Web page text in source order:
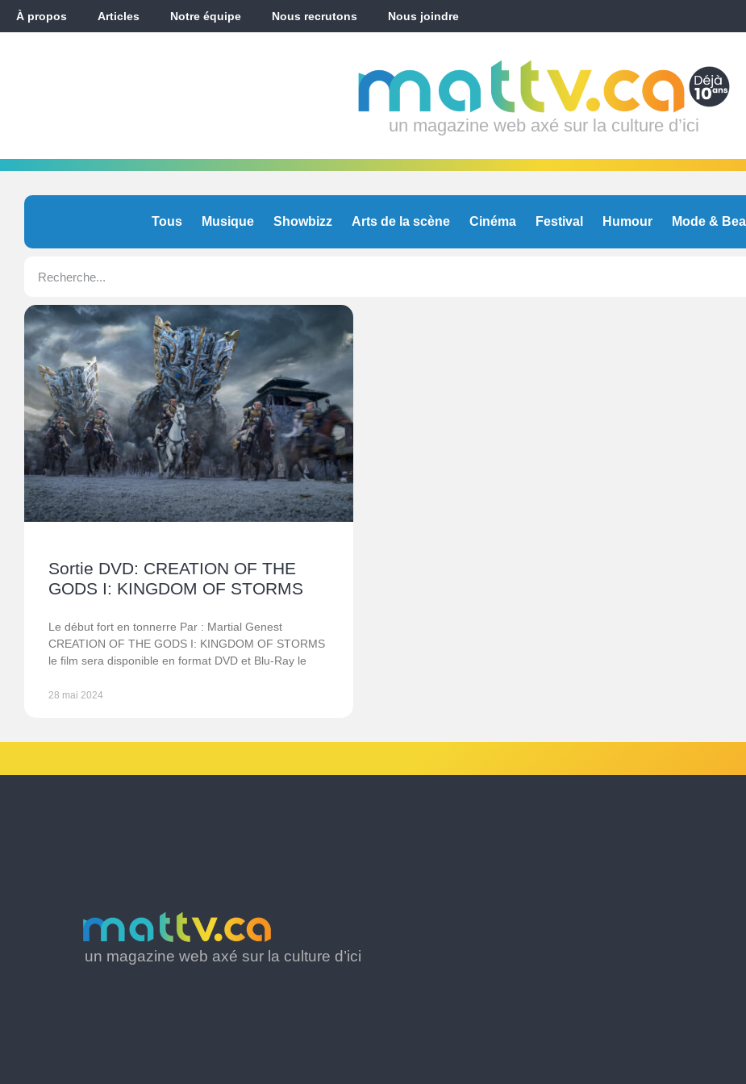
À propos Articles Notre équipe Nous recrutons Nous joindre
un magazine web axé sur la culture d’ici
Tous Musique Showbizz Arts de la scène Cinéma Festival Humour Mode &
Sortie DVD: CREATION OF THE
GODS I: KINGDOM OF STORMS
Le début fort en tonnerre Par : Martial Genest
CREATION OF THE GODS I: KINGDOM OF STORMS
le film sera disponible en format DVD et Blu-Ray le
28 mai 2024
un magazine web axé sur la culture d’ici